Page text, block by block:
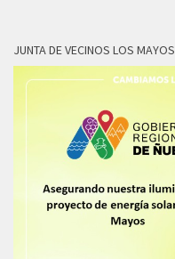
JUNTA DE VECINOS LOS MAYOS